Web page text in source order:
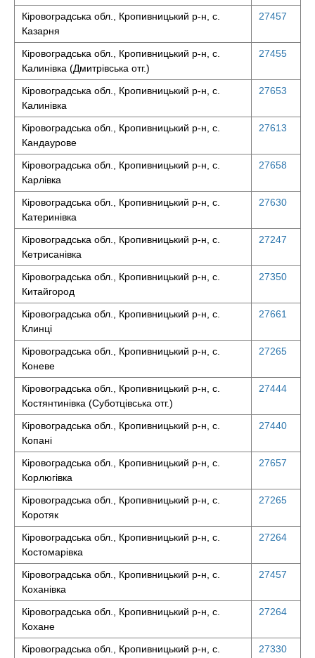
Кіровоградська обл., Кропивницький р-н, с.
Казарня
27457
Кіровоградська обл., Кропивницький р-н, с.
Калинівка (Дмитрівська отг.)
27455
Кіровоградська обл., Кропивницький р-н, с.
Калинівка
27653
Кіровоградська обл., Кропивницький р-н, с.
Кандаурове
27613
Кіровоградська обл., Кропивницький р-н, с.
Карлівка
27658
Кіровоградська обл., Кропивницький р-н, с.
Катеринівка
27630
Кіровоградська обл., Кропивницький р-н, с.
Кетрисанівка
27247
Кіровоградська обл., Кропивницький р-н, с.
Китайгород
27350
Кіровоградська обл., Кропивницький р-н, с.
Клинці
27661
Кіровоградська обл., Кропивницький р-н, с.
Коневе
27265
Кіровоградська обл., Кропивницький р-н, с.
Костянтинівка (Суботцівська отг.)
27444
Кіровоградська обл., Кропивницький р-н, с.
Копані
27440
Кіровоградська обл., Кропивницький р-н, с.
Корлюгівка
27657
Кіровоградська обл., Кропивницький р-н, с.
Коротяк
27265
Кіровоградська обл., Кропивницький р-н, с.
Костомарівка
27264
Кіровоградська обл., Кропивницький р-н, с.
Коханівка
27457
Кіровоградська обл., Кропивницький р-н, с.
Кохане
27264
Кіровоградська обл., Кропивницький р-н, с.
27330